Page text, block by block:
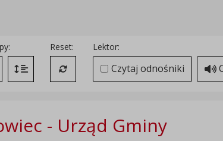
odstęp między literami
Zmień interlinię i margines między paragrafami
Reset:
Przywróć ustawienia domyślne
Lektor:
Czytaj odnośniki
- Urząd Gminy